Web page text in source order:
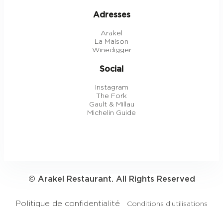
Adresses
Arakel
La Maison
Winedigger
Social
Instagram
The Fork
Gault & Millau
Michelin Guide
© Arakel Restaurant. All Rights Reserved
Politique de confidentialité Conditions d’utilisations